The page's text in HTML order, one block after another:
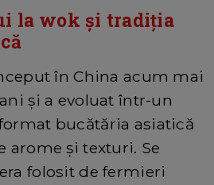
la wok și tradiția
în China acum mai
și a evoluat într-un
bucătăria asiatică
arome și texturi. Se
folosit de fermieri